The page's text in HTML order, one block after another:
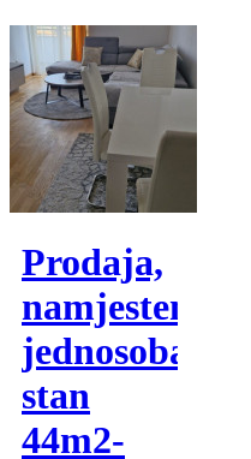
Prodaja,
namjesten
jednosoban
stan
44m2-